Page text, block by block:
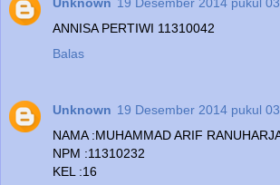
ANNISA PERTIWI 11310042
Balas
Unknown 19 Desember 2014 pukul
NAMA :MUHAMMAD ARIF
NPM :11310232
KEL :16